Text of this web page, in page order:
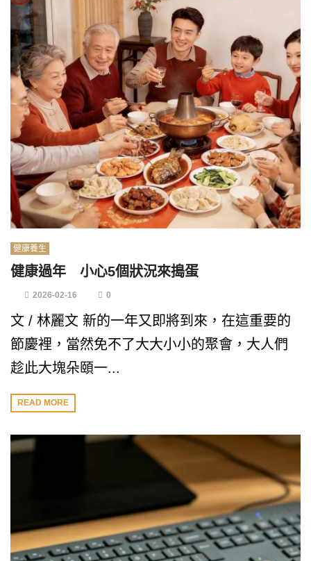
健康養生
健康過年 小心5個狀況來搗蛋
2026-02-16 0
文 / 林麗文 新的一年又即將到來，在這重要的
節慶裡，當然免不了大大小小的聚會，大人們
趁此大塊朵頤一...
READ MORE